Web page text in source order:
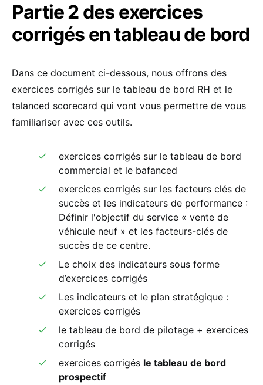
Partie 2 des exercices
corrigés en tableau de bord
Dans ce document ci-dessous, nous offrons des
exercices corrigés sur le tableau de bord RH et le
talanced scorecard qui vont vous permettre de vous
familiariser avec ces outils.
exercices corrigés sur le tableau de bord
commercial et le bafanced
exercices corrigés sur les facteurs clés de
succès et les indicateurs de performance :
Définir l'objectif du service « vente de
véhicule neuf » et les facteurs-clés de
succès de ce centre.
Le choix des indicateurs sous forme
d’exercices corrigés
Les indicateurs et le plan stratégique :
exercices corrigés
le tableau de bord de pilotage + exercices
corrigés
exercices corrigés le tableau de bord
prospectif